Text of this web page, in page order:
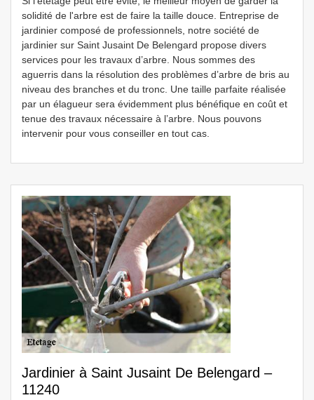
solidité de l'arbre est de faire la taille douce. Entreprise de
jardinier composé de professionnels, notre société de
jardinier sur Saint Jusaint De Belengard propose divers
services pour les travaux d’arbre. Nous sommes des
aguerris dans la résolution des problèmes d’arbre de bris au
niveau des branches et du tronc. Une taille parfaite réalisée
par un élagueur sera évidemment plus bénéfique en coût et
tenue des travaux nécessaire à l’arbre. Nous pouvons
intervenir pour vous conseiller en tout cas.
Jardinier à Saint Jusaint De Belengard –
11240